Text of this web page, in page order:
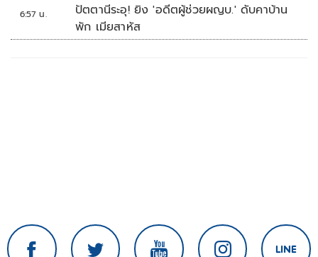
6:57 น.
ปัตตานีระอุ! ยิง 'อดีตผู้ช่วยผญบ.' ดับคาบ้าน
พัก เมียสาหัส